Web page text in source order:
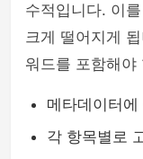
수적입니다. 이
크게 떨어지게
워드를 포함해야
메타데이터
각 항목별로